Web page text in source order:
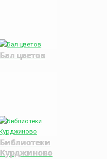
Бал цветов
Библиотеки
Курджиново